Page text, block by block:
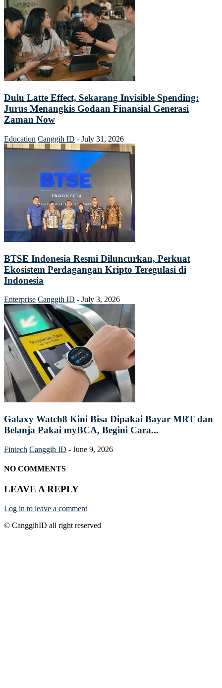
Dulu Latte Effect, Sekarang Invisible Spending:
Jurus Menangkis Godaan Finansial Generasi
Zaman Now
Education Canggih ID - July 31, 2026
BTSE Indonesia Resmi Diluncurkan, Perkuat
Ekosistem Perdagangan Kripto Teregulasi di
Indonesia
Enterprise Canggih ID - July 3, 2026
Galaxy Watch8 Kini Bisa Dipakai Bayar MRT dan
Belanja Pakai myBCA, Begini Cara...
Fintech Canggih ID - June 9, 2026
NO COMMENTS
LEAVE A REPLY
Log in to leave a comment
© CanggihID all right reserved